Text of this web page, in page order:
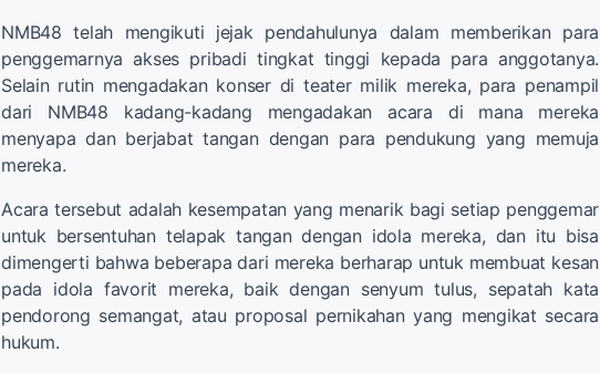
NMB48 telah mengikuti jejak pendahulunya dalam memberikan para
penggemarnya akses pribadi tingkat tinggi kepada para anggotanya.
Selain rutin mengadakan konser di teater milik mereka, para penampil
dari NMB48 kadang-kadang mengadakan acara di mana mereka
menyapa dan berjabat tangan dengan para pendukung yang memuja
mereka.
Acara tersebut adalah kesempatan yang menarik bagi setiap penggemar
untuk bersentuhan telapak tangan dengan idola mereka, dan itu bisa
dimengerti bahwa beberapa dari mereka berharap untuk membuat kesan
pada idola favorit mereka, baik dengan senyum tulus, sepatah kata
pendorong semangat, atau proposal pernikahan yang mengikat secara
hukum.